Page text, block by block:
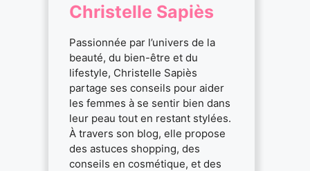
Christelle Sapiès
Passionnée par l’univers de la
beauté, du bien-être et du
lifestyle, Christelle Sapiès
partage ses conseils pour aider
les femmes à se sentir bien dans
leur peau tout en restant stylées.
À travers son blog, elle propose
des astuces shopping, des
conseils en cosmétique, et des